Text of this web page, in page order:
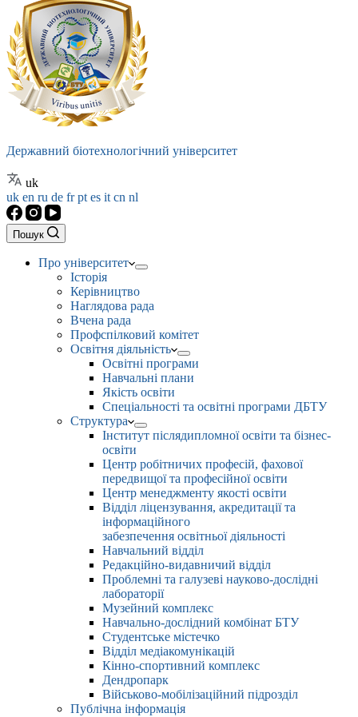
Державний біотехнологічний університет
uk
uk en ru de frpt es it cn nl
Пошук
Про університет
Історія
Керівництво
Наглядова рада
Вчена рада
Профспілковий комітет
Освітня діяльність
Освітні програми
Навчальні плани
Якість освіти
Спеціальності та освітні програми ДБТУ
Структура
Інститут післядипломної освіти та бізнес-
освіти
Центр робітничих професій, фахової
передвищої та професійної освіти
Центр менеджменту якості освіти
Відділ ліцензування, акредитації та
інформаційного
забезпечення освітньої діяльності
Навчальний відділ
Редакційно-видавничий відділ
Проблемні та галузеві науково-дослідні
лабораторії
Музейний комплекс
Навчально-дослідний комбінат БТУ
Студентське містечко
Відділ медіакомунікацій
Кінно-спортивний комплекс
Дендропарк
Військово-мобілізаційний підрозділ
Публічна інформація